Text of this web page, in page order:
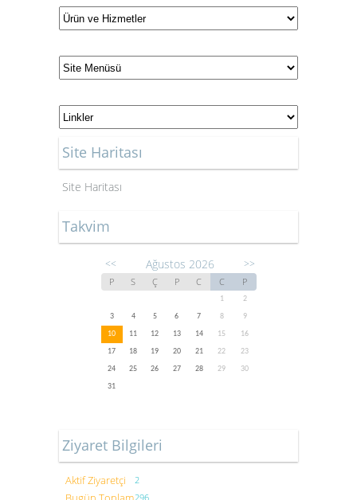
Site Haritası
Site Haritası
Takvim
<< Ağustos 2026 >>
P S Ç P C C P
1
2
3
4 5 6 7 8
9
10
11 12 13 14 15
16
17
18 19 20 21 22
23
24
25 26 27 28 29
30
31
Ziyaret Bilgileri
Aktif Ziyaretçi 2
296